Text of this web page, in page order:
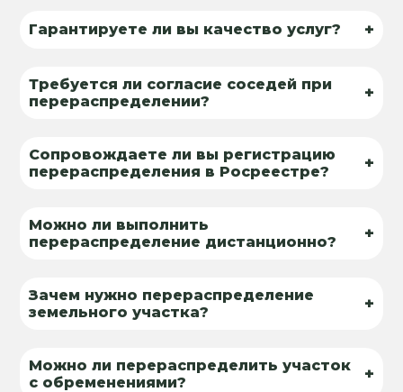
Гарантируете ли вы качество услуг? +
Требуется ли согласие соседей при
перераспределении?
+
Сопровождаете ли вы регистрацию
перераспределения в Росреестре?
+
Можно ли выполнить
перераспределение дистанционно?
+
Зачем нужно перераспределение
земельного участка?
+
Можно ли перераспределить участок
с обременениями?
+